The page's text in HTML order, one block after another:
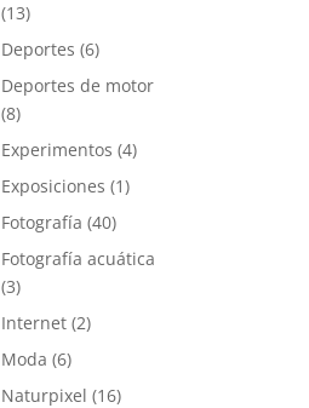
(13)
Deportes (6)
Deportes de motor
(8)
Experimentos (4)
Exposiciones (1)
Fotografía (40)
Fotografía acuática
(3)
Internet (2)
Moda (6)
Naturpixel (16)